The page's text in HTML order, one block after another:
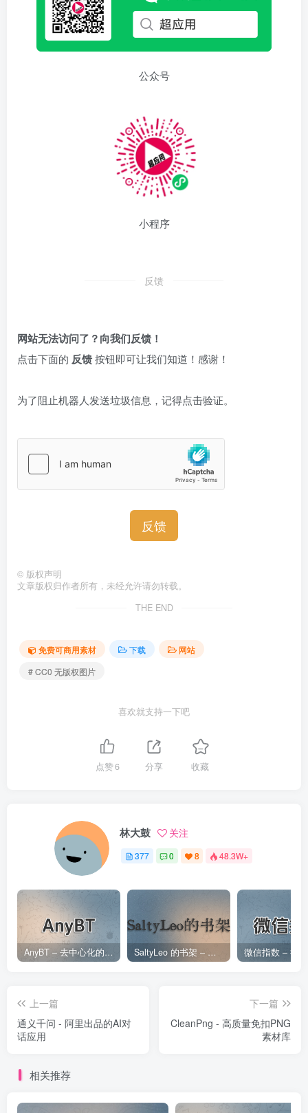
公众号
小程序
反馈
网站无法访问了？向我们反馈！
点击下面的 反馈按钮即可让我们知道！感谢！
为了阻止机器人发送垃圾信息，记得点击验证。
反馈
© 版权声明
文章版权归作者所有，未经允许请勿转载。
THE END
免费可商用素材 下载
网站
# CC0 无版权图片
喜欢就支持一下吧
点赞6 分享 收藏
林大鼓 关注
377 0 8 48.3W+
AnyBT – 去中心化的BT资源下载网站 SaltyLeo 的书架 – 海量电子书资源平台，集成智能搜索与 AI 朗读功能
上一篇
通义千问 - 阿里出品的AI对
话应用
下一篇
CleanPng - 高质量免扣PNG
素材库
相关推荐